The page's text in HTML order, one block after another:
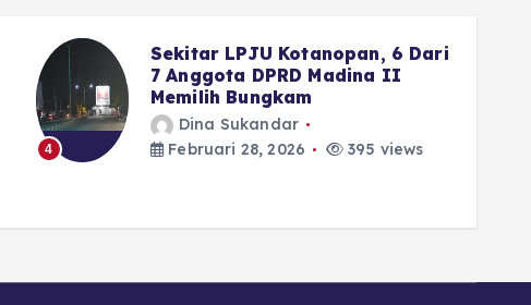
5
Wako Fadly Amran Siapkan
Reward Umrah bagi Pelajar
yang Istiqamah ke Masjid
Dina Sukandar
Februari 28, 2026
335 views